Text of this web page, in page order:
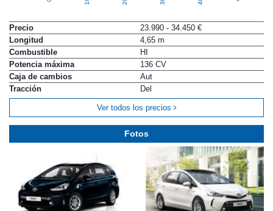
Precio
23.990 - 34.450 €
Longitud
4,65 m
Combustible
HI
Potencia máxima
136 CV
Caja de cambios
Aut
Tracción
Del
Ver todos los precios
Fotos